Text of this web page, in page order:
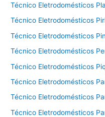
Técnico Eletrodomésticos
Técnico Eletrodomésticos
Técnico Eletrodomésticos
Técnico Eletrodomésticos
Técnico Eletrodomésticos
Técnico Eletrodomésticos
Técnico Eletrodomésticos
Técnico Eletrodomésticos